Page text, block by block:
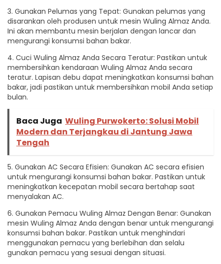
3. Gunakan Pelumas yang Tepat: Gunakan pelumas yang
disarankan oleh produsen untuk mesin Wuling Almaz Anda.
Ini akan membantu mesin berjalan dengan lancar dan
mengurangi konsumsi bahan bakar.
4. Cuci Wuling Almaz Anda Secara Teratur: Pastikan untuk
membersihkan kendaraan Wuling Almaz Anda secara
teratur. Lapisan debu dapat meningkatkan konsumsi bahan
bakar, jadi pastikan untuk membersihkan mobil Anda setiap
bulan.
Baca Juga Wuling Purwokerto: Solusi Mobil
Modern dan Terjangkau di Jantung Jawa
Tengah
5. Gunakan AC Secara Efisien: Gunakan AC secara efisien
untuk mengurangi konsumsi bahan bakar. Pastikan untuk
meningkatkan kecepatan mobil secara bertahap saat
menyalakan AC.
6. Gunakan Pemacu Wuling Almaz Dengan Benar: Gunakan
mesin Wuling Almaz Anda dengan benar untuk mengurangi
konsumsi bahan bakar. Pastikan untuk menghindari
menggunakan pemacu yang berlebihan dan selalu
gunakan pemacu yang sesuai dengan situasi.